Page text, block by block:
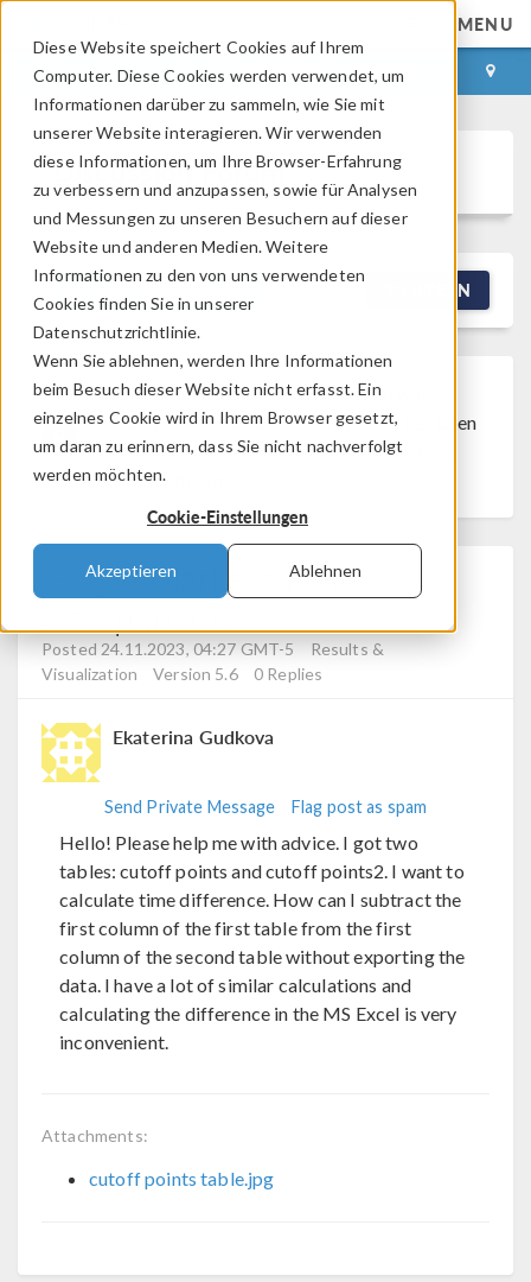
Diese Website speichert Cookies auf Ihrem
Computer. Diese Cookies werden verwendet, um
Informationen darüber zu sammeln, wie Sie mit
unserer Website interagieren. Wir verwenden
diese Informationen, um Ihre Browser-Erfahrung
zu verbessern und anzupassen, sowie für Analysen
und Messungen zu unseren Besuchern auf dieser
Website und anderen Medien. Weitere
Informationen zu den von uns verwendeten
Cookies finden Sie in unserer
Datenschutzrichtlinie.
Wenn Sie ablehnen, werden Ihre Informationen
beim Besuch dieser Website nicht erfasst. Ein
einzelnes Cookie wird in Ihrem Browser gesetzt,
um daran zu erinnern, dass Sie nicht nachverfolgt
werden möchten.
Cookie-Einstellungen
Akzeptieren Ablehnen
MENU
ANMELDEN KONTAKT
Discussion Forum
FILTERN
Discussion ClosedThis discussion was
created more than 6 months ago and has been
closed. To start a new discussion with a link
back to this one,
Graph Markers Data
Posted 24.11.2023, 04:27 GMT-5
Results &
Visualization
Version 5.6 0 Replies
Ekaterina Gudkova
Send Private Message Flag post as spam
Hello! Please help me with advice. I got two
tables: cutoff points and cutoff points2. I want to
calculate time difference. How can I subtract the
first column of the first table from the first
column of the second table without exporting the
data. I have a lot of similar calculations and
calculating the difference in the MS Excel is very
inconvenient.
Attachments:
cutoff points table.jpg